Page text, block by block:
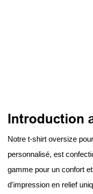
Introduction
Notre t-shirt oversize
personnalisé, est
gamme pour un confort
d'impression en relief